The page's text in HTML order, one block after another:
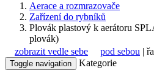
Aerace a rozmrazovače
Zařízení do rybníků
Plovák plastový k aerátoru
plovák)
zobrazit vedle sebe
pod sebou |
Toggle navigation Kategorie